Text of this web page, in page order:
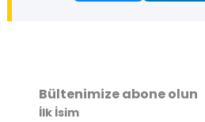
Bültenimize abone olun
İlk İsim